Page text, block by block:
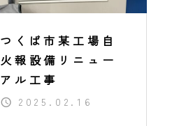
つくば市某工場自
火報設備リニュー
アル工事
2025.02.16